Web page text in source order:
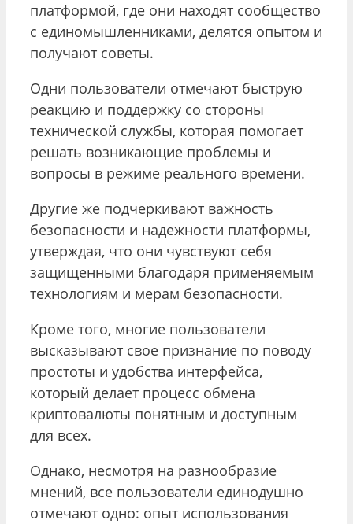
платформой, где они находят сообщество
с единомышленниками, делятся опытом и
получают советы.
Одни пользователи отмечают быструю
реакцию и поддержку со стороны
технической службы, которая помогает
решать возникающие проблемы и
вопросы в режиме реального времени.
Другие же подчеркивают важность
безопасности и надежности платформы,
утверждая, что они чувствуют себя
защищенными благодаря применяемым
технологиям и мерам безопасности.
Кроме того, многие пользователи
высказывают свое признание по поводу
простоты и удобства интерфейса,
который делает процесс обмена
криптовалюты понятным и доступным
для всех.
Однако, несмотря на разнообразие
мнений, все пользователи единодушно
отмечают одно: опыт использования